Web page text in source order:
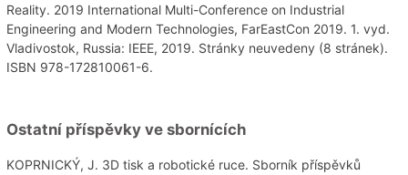
Reality. 2019 International Multi-Conference on Industrial
Engineering and Modern Technologies, FarEastCon 2019. 1. vyd.
Vladivostok, Russia: IEEE, 2019. Stránky neuvedeny (8 stránek).
ISBN 978-172810061-6.
Ostatní příspěvky ve sbornících
KOPRNICKÝ, J. 3D tisk a robotické ruce. Sborník příspěvků